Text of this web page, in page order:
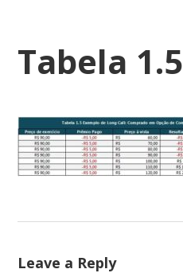
Tabela 1.5
Leave a Reply